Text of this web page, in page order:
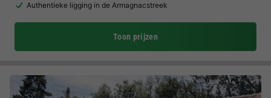
Authentieke ligging in de Armagnacstreek
Toon prijzen